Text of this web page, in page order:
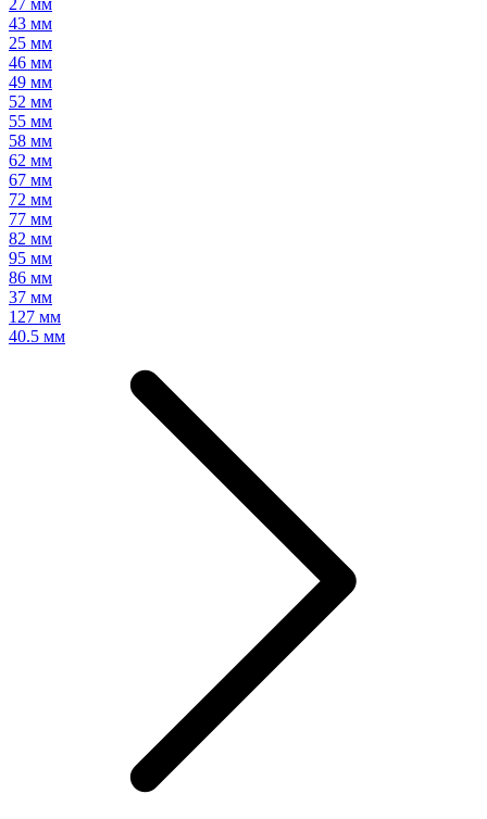
27 мм
43 мм
25 мм
46 мм
49 мм
52 мм
55 мм
58 мм
62 мм
67 мм
72 мм
77 мм
82 мм
95 мм
86 мм
37 мм
127 мм
40.5 мм